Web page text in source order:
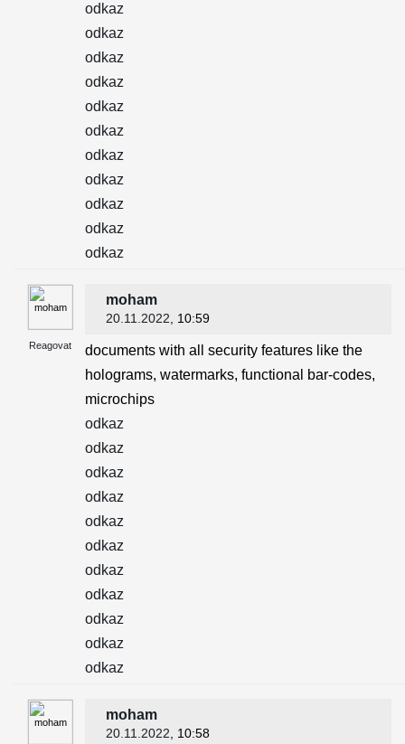
odkaz
odkaz
odkaz
odkaz
odkaz
odkaz
odkaz
odkaz
odkaz
odkaz
odkaz
Reagovat
moham
20.11.2022 , 10:59
documents with all security features like the
holograms, watermarks, functional bar-codes,
microchips
odkaz
odkaz
odkaz
odkaz
odkaz
odkaz
odkaz
odkaz
odkaz
odkaz
odkaz
moham
20.11.2022 , 10:58